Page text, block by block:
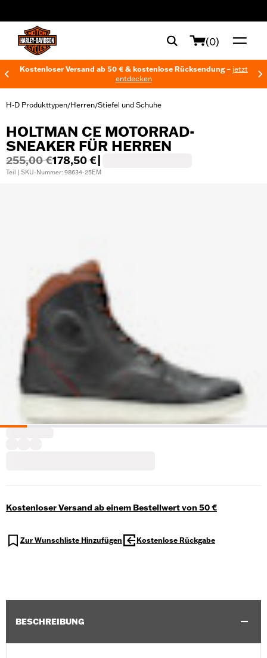
(0)
Kostenloser Versand ab 50 € & kostenlose Rücksendung – jetzt
entdecken
H-D Produkttypen/Herren/Stiefel und Schuhe
HOLTMAN CE MOTORRAD-
SNEAKER FÜR HERREN
255,00 €178,50 €
Teil | SKU-Nummer: 98634-25EM
Kostenloser Versand ab einem Bestellwert von 50 €
Zur Wunschliste Hinzufügen Kostenlose Rückgabe
BESCHREIBUNG